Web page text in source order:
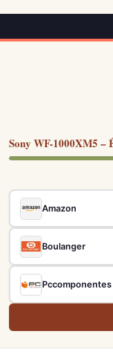
Sony WF-1000XM5 –
Amazon
Boulanger
Pccomponentes